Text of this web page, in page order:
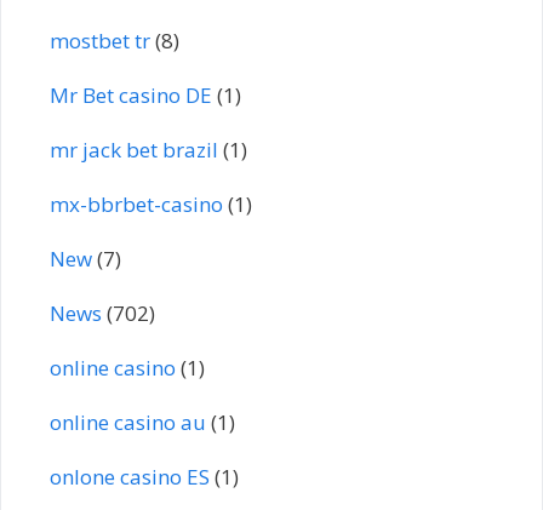
mostbet tr(8)
Mr Bet casino DE (1)
mr jack bet brazil (1)
mx-bbrbet-casino (1)
New(7)
News (702)
online casino (1)
online casino au (1)
onlone casino ES (1)